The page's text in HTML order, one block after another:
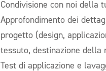
Condivisione con noi della
Approfondimento dei
progetto (design,
tessuto, destinazione della
Test di applicazione e